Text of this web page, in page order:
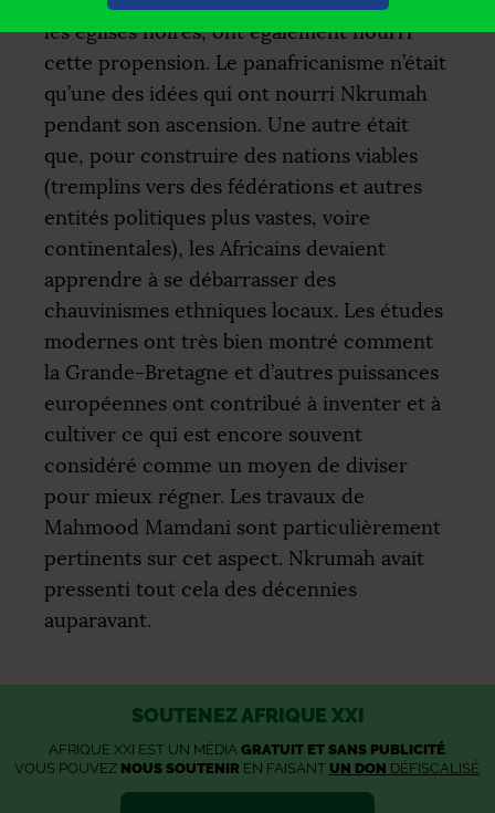
les églises noires, ont également nourri
cette propension. Le panafricanisme n’était
qu’une des idées qui ont nourri Nkrumah
pendant son ascension. Une autre était
que, pour construire des nations viables
(tremplins vers des fédérations et autres
entités politiques plus vastes, voire
continentales), les Africains devaient
apprendre à se débarrasser des
chauvinismes ethniques locaux. Les études
modernes ont très bien montré comment
la Grande-Bretagne et d’autres puissances
européennes ont contribué à inventer et à
cultiver ce qui est encore souvent
considéré comme un moyen de diviser
pour mieux régner. Les travaux de
Mahmood Mamdani sont particulièrement
pertinents sur cet aspect. Nkrumah avait
pressenti tout cela des décennies
auparavant.
SOUTENEZ AFRIQUE XXI
AFRIQUE XXI EST UN MÉDIA GRATUIT ET SANS PUBLICITÉ.
VOUS POUVEZ NOUS SOUTENIREN FAISANT UN DON DÉFISCALISÉ.